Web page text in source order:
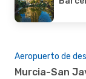
Aeropuerto de
Murcia-San